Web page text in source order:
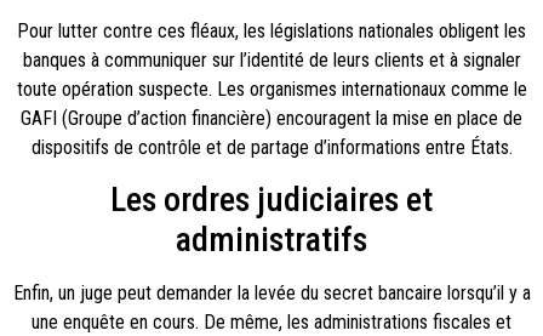
Pour lutter contre ces fléaux, les législations nationales obligent les
banques à communiquer sur l’identité de leurs clients et à signaler
toute opération suspecte. Les organismes internationaux comme le
GAFI (Groupe d’action financière) encouragent la mise en place de
dispositifs de contrôle et de partage d’informations entre États.
Les ordres judiciaires et
administratifs
Enfin, un juge peut demander la levée du secret bancaire lorsqu’il y a
une enquête en cours. De même, les administrations fiscales et